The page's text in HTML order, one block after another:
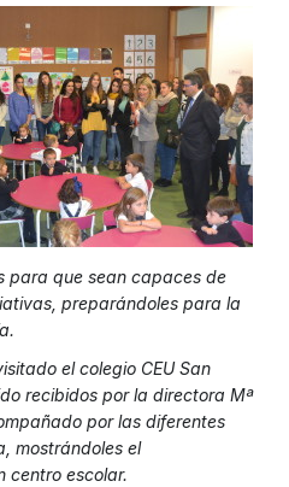
para que sean capaces de
preparándoles para la
el colegio CEU San
recibidos por la directora Mª
por las diferentes
mostrándoles el
centro escolar.